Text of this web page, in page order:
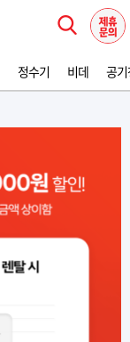
정수기 비데 공